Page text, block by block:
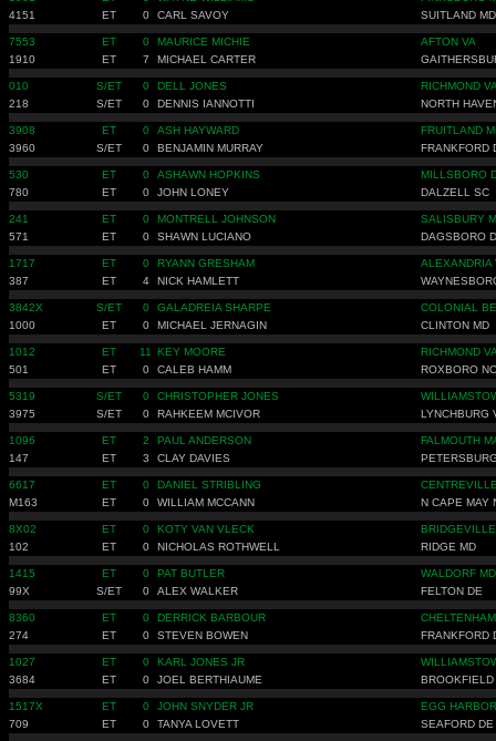
4151
ET 0 CARL SAVOY SUITLAND MD
7553 ET 0 MAURICE MICHIE
AFTON VA
1910
ET 7 MICHAEL CARTER
010 S/ET 0 DELL JONES
RICHMOND
218
S/ET 0 DENNIS IANNOTTI NORTH
3908 ET 0 ASH HAYWARD
FRUITLAND
3960
S/ET 0 BENJAMIN MURRAY FRANKFORD
530 ET 0 ASHAWN HOPKINS
MILLSBORO
780
ET 0 JOHN LONEY DALZELL SC
241 ET 0 MONTRELL JOHNSON
SALISBURY
571
ET 0 SHAWN LUCIANO DAGSBORO
1717 ET 0 RYANN GRESHAM
ALEXANDRIA
387
ET 4 NICK HAMLETT
3842X S/ET 0 GALADREIA SHARPE
COLONIAL
1000
ET 0 MICHAEL JERNAGIN CLINTON MD
1012 ET 11 KEY MOORE
RICHMOND
501
ET 0 CALEB HAMM ROXBORO NC
5319 S/ET 0 CHRISTOPHER JONES
3975
S/ET 0 RAHKEEM MCIVOR LYNCHBURG
1096 ET 2 PAUL ANDERSON
FALMOUTH
147
ET 3 CLAY DAVIES
6617 ET 0 DANIEL STRIBLING
M163
ET 0 WILLIAM MCCANN N CAPE MAY
8X02 ET 0 KOTY VAN VLECK
102
ET 0 NICHOLAS ROTHWELL RIDGE MD
1415 ET 0 PAT BUTLER
WALDORF MD
99X
S/ET 0 ALEX WALKER FELTON DE
8360 ET 0 DERRICK BARBOUR
274
ET 0 STEVEN BOWEN FRANKFORD
1027 ET 0 KARL JONES JR
3684
ET 0 JOEL BERTHIAUME BROOKFIELD
1517X ET 0 JOHN SNYDER JR
EGG
709
ET 0 TANYA LOVETT SEAFORD DE